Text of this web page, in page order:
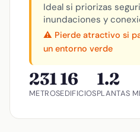
Ideal si priorizas
inundaciones y
⚠️ Pierde atractivo si
un entorno verde
231
METROS
16
EDIFICIOS
1.2
PLANTAS